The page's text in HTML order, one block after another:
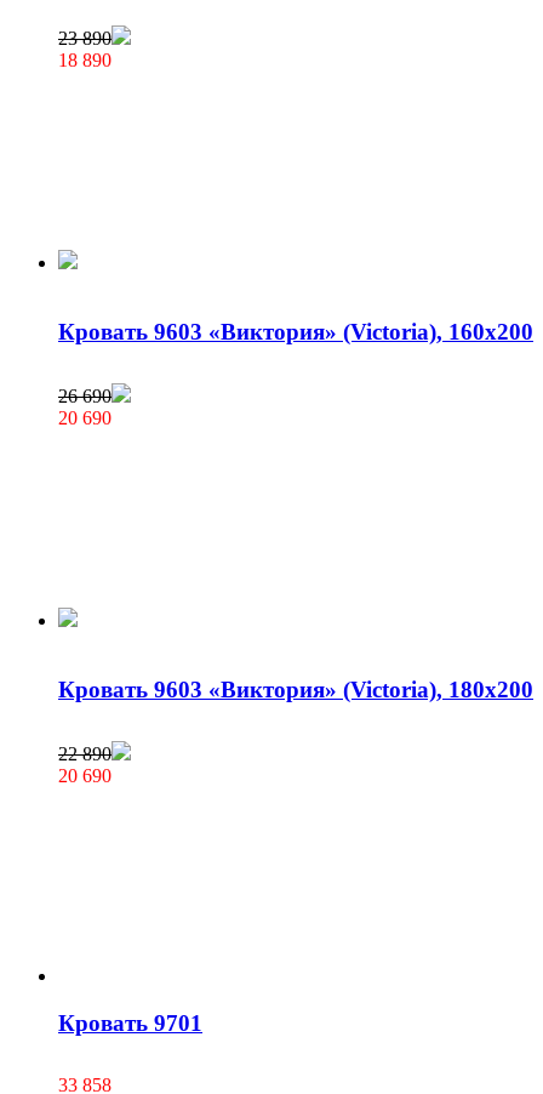
23 890
18 890
Кровать 9603 «Виктория» (Victoria), 160х200
26 690
20 690
Кровать 9603 «Виктория» (Victoria), 180х200
22 890
20 690
Кровать 9701
33 858